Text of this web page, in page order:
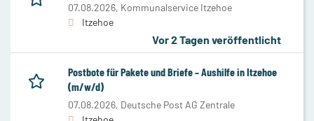
07.08.2026, Kommunalservice Itzehoe
Itzehoe
Vor 2 Tagen veröffentlicht
Postbote für Pakete und Briefe – Aushilfe in Itzehoe
(m/w/d)
07.08.2026, Deutsche Post AG Zentrale